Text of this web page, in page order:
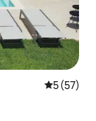
5 (57)